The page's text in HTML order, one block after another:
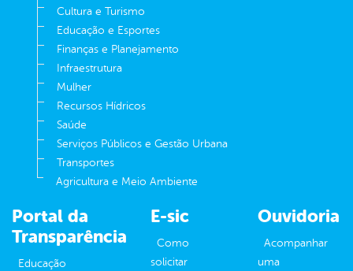
Cultura e Turismo
Educação e Esportes
Finanças e Planejamento
Infraestrutura
Mulher
Recursos Hídricos
Saúde
Serviços Públicos e Gestão Urbana
Transportes
Agricultura e Meio Ambiente
Portal da
Transparência
Educação
E-sic
Como
solicitar
Ouvidoria
Acompanhar
uma